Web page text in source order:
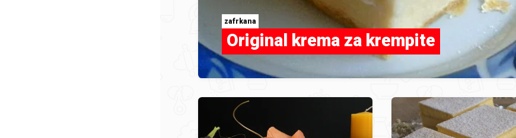
zafrkana
Original krema za krempite